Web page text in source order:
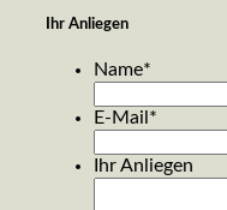
Ihr Anliegen
Name*
E-Mail *
Ihr Anliegen